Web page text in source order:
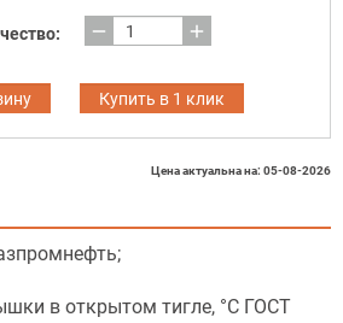
remove add
Купить в 1 клик
Цена актуальна на: 05-08-2026
в открытом тигле, °C ГОСТ